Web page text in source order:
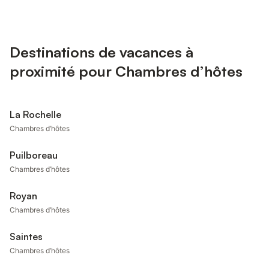
Destinations de vacances à
proximité pour Chambres d’hôtes
La Rochelle
Chambres d’hôtes
Puilboreau
Chambres d’hôtes
Royan
Chambres d’hôtes
Saintes
Chambres d’hôtes